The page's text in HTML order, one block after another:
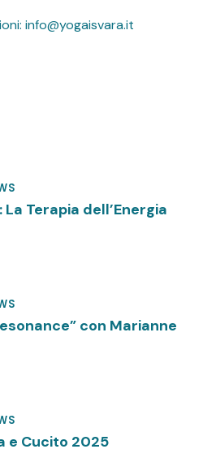
info@yogaisvara.it
Terapia dell’Energia
con Marianne
e Cucito 2025